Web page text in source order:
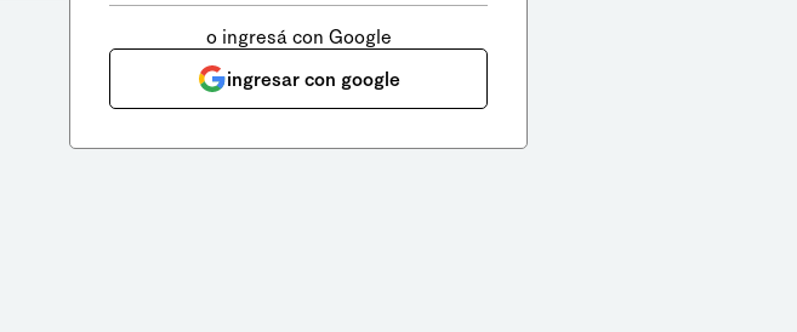
o ingresá con Google
ingresar con google